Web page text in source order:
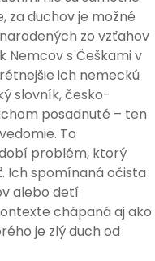
za duchov je možné
zo vzťahov
Nemcov s Češkami v
ich nemeckú
slovník, česko-
posadnuté – ten
To
problém, ktorý
Ich spomínaná očista
alebo detí
chápaná aj ako
je zlý duch od